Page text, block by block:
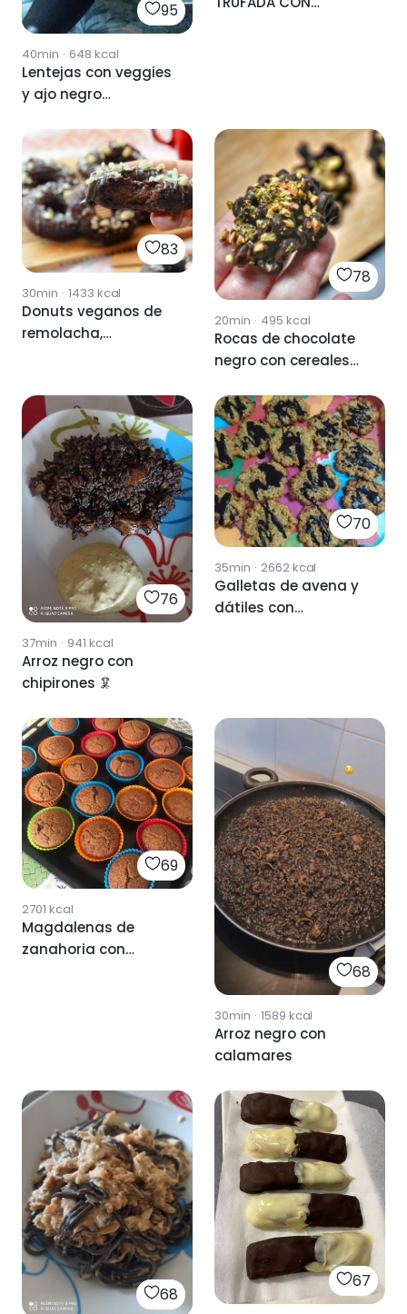
95
40min · 648 kcal
Lentejas con veggies
y ajo negro
lactosa y sin gluten)
83
30min · 1433 kcal
Donuts veganos de
remolacha,
78
20min · 495 kcal
Rocas de chocolate
negro con cereales
76
37min · 941 kcal
Arroz negro con
chipirones 🦑
70
35min · 2662kcal
Galletas de avena y
dátiles con
69
2701 kcal
Magdalenas de
zanahoria con
68
30min · 1589 kcal
Arroz negro con
calamares
68
67